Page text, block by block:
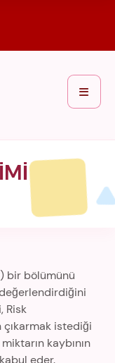
bir bölümünü
Risk
istediği
kaybının
eder.